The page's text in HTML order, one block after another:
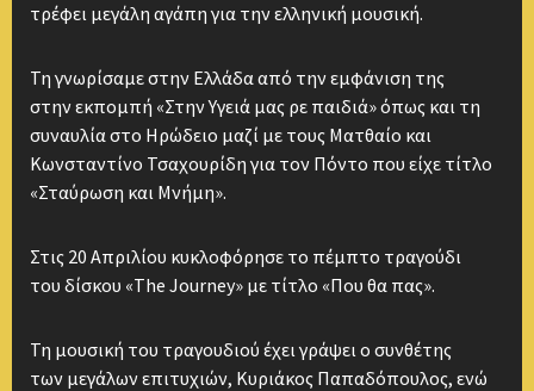
τρέφει μεγάλη αγάπη για την ελληνική μουσική.
Τη γνωρίσαμε στην Ελλάδα από την εμφάνιση της
στην εκπομπή «Στην Υγειά μας ρε παιδιά» όπως και τη
συναυλία στο Ηρώδειο μαζί με τους Ματθαίο και
Κωνσταντίνο Τσαχουρίδη για τον Πόντο που είχε τίτλο
«Σταύρωση και Μνήμη».
Στις 20 Απριλίου κυκλοφόρησε το πέμπτο τραγούδι
του δίσκου «The Journey» με τίτλο «Που θα πας».
Τη μουσική του τραγουδιού έχει γράψει ο συνθέτης
των μεγάλων επιτυχιών, Κυριάκος Παπαδόπουλος, ενώ